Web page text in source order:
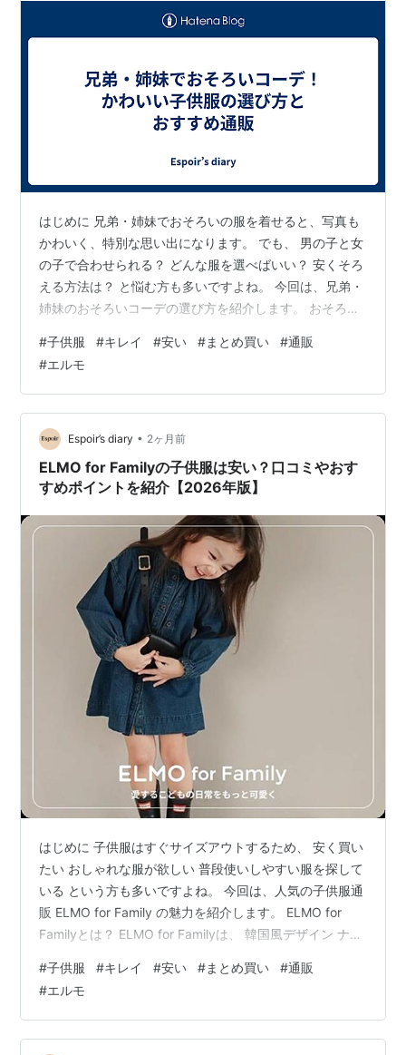
はじめに 兄弟・姉妹でおそろいの服を着せると、写真も
かわいく、特別な思い出になります。 でも、 男の子と女
の子で合わせられる？ どんな服を選べばいい？ 安くそろ
える方法は？ と悩む方も多いですよね。 今回は、兄弟・
姉妹のおそろいコーデの選び方を紹介します。 おそろい
などの記念写真がさらにかわいくなります。 ② 兄弟・
姉妹らしさが出る 同じデザインや色で合わせると、統一
感のあるコーデになります。 ③ 毎日の服選びが楽にな
る 上下セットや色違いを選ぶことで、朝のコーデも考え
やすくなります。 おそろいコーデの選び方 ✔ 色違いで合
わせる 完全に同…
#子供服 #キレイ #安い #まとめ買い #通販
#エルモ
Espoir’s diary • 2ヶ月前
ELMO for Familyの子供服は安い？口コミやおす
すめポイントを紹介【2026年版】
はじめに 子供服はすぐサイズアウトするため、 安く買い
たい おしゃれな服が欲しい 普段使いしやすい服を探して
いる という方も多いですよね。 今回は、人気の子供服通
販 ELMO for Family の魅力を紹介します。 ELMO for
Familyとは？ ELMO for Familyは、 韓国風デザイン ナチ
サイトです。 シンプルなデザインが多く、普段着からお
出かけ着まで幅広く使えます。 ELMO for Familyのおす
すめポイント ① おしゃれな韓国風デザイン 最近人気の
韓国子供服テイストが特徴です。 シンプル ナチュラル
#子供服 #キレイ #安い #まとめ買い #通販
#エルモ